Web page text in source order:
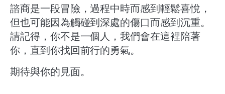
諮商是一段冒險，過程中時而感到輕鬆喜悅，
但也可能因為觸碰到深處的傷口而感到沉重。
請記得，你不是一個人，我們會在這裡陪著
你，直到你找回前行的勇氣。
​期待與你的見面。